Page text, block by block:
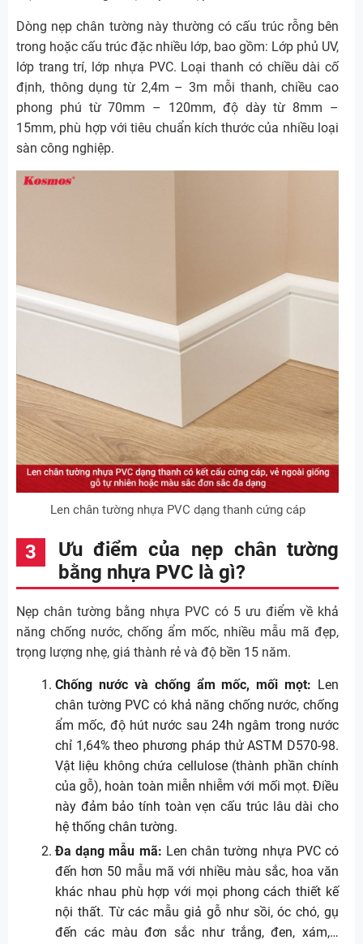
Dòng nẹp chân tường này thường có cấu trúc rỗng bên
trong hoặc cấu trúc đặc nhiều lớp, bao gồm: Lớp phủ UV,
lớp trang trí, lớp nhựa PVC. Loại thanh có chiều dài cố
định, thông dụng từ 2,4m – 3m mỗi thanh, chiều cao
phong phú từ 70mm – 120mm, độ dày từ 8mm –
15mm, phù hợp với tiêu chuẩn kích thước của nhiều loại
sàn công nghiệp.
Len chân tường nhựa PVC dạng thanh cứng cáp
Ưu điểm của nẹp chân tường
bằng nhựa PVC là gì?
Nẹp chân tường bằng nhựa PVC có 5 ưu điểm về khả
năng chống nước, chống ẩm mốc, nhiều mẫu mã đẹp,
trọng lượng nhẹ, giá thành rẻ và độ bền 15 năm.
Chống nước và chống ẩm mốc, mối mọt: Len
chân tường PVC có khả năng chống nước, chống
ẩm mốc, độ hút nước sau 24h ngâm trong nước
chỉ 1,64% theo phương pháp thử ASTM D570-98.
Vật liệu không chứa cellulose (thành phần chính
của gỗ), hoàn toàn miễn nhiễm với mối mọt. Điều
này đảm bảo tính toàn vẹn cấu trúc lâu dài cho
hệ thống chân tường.
Đa dạng mẫu mã: Len chân tường nhựa PVC có
đến hơn 50 mẫu mã với nhiều màu sắc, hoa văn
khác nhau phù hợp với mọi phong cách thiết kế
nội thất. Từ các mẫu giả gỗ như sồi, óc chó, gụ
đến các màu đơn sắc như trắng, đen, xám,…